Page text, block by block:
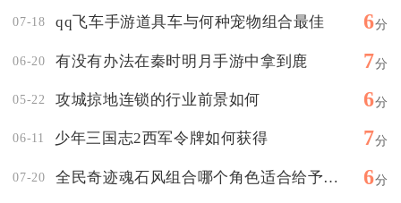
07-18 qq飞车手游道具车与何种宠物组合最佳 6分
06-20 有没有办法在秦时明月手游中拿到鹿 7分
05-22 攻城掠地连锁的行业前景如何 6分
06-11 少年三国志2西军令牌如何获得 7分
07-20 全民奇迹魂石风组合哪个角色适合给予魂石 6分